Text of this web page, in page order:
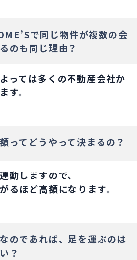
で同じ物件が複数の会
のも同じ理由？
っては多くの不動産会社か
す。
ってどうやって決まるの？
動しますので、
るほど高額になります。
のであれば、足を運ぶのは
？